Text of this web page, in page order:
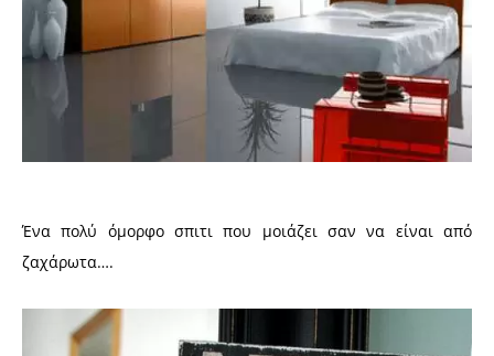
Ένα πολύ όμορφο σπιτι που μοιάζει σαν να είναι από
ζαχάρωτα….